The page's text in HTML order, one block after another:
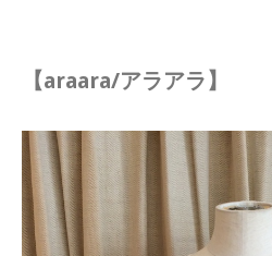
【araara/アラアラ】